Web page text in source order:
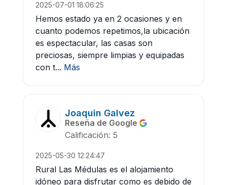
2025-07-01 18:06:25
Hemos estado ya en 2 ocasiones y en
cuanto podemos repetimos,la ubicación
es espectacular, las casas son
preciosas, siempre limpias y equipadas
con t... Más
Joaquin Galvez
Reseña de Google
Calificación: 5
2025-05-30 12:24:47
Rural Las Médulas es el alojamiento
idóneo para disfrutar como es debido de